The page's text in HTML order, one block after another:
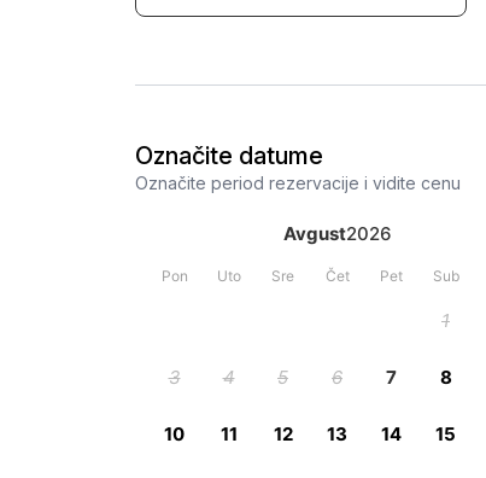
Označite datume
Označite period rezervacije i vidite cenu